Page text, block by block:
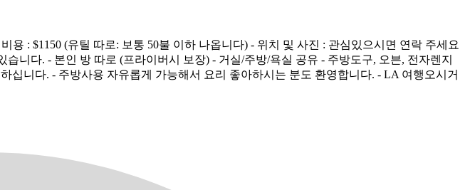
용 : $1150 (유틸 따로: 보통 50불 이하 나옵니다) - 위치 및 사진 : 관심있으시면 연락 주세요
니다. - 본인 방 따로 (프라이버시 보장) - 거실/주방/욕실 공유 - 주방도구, 오븐, 전자렌지
니다. - 주방사용 자유롭게 가능해서 요리 좋아하시는 분도 환영합니다. - LA 여행오시거